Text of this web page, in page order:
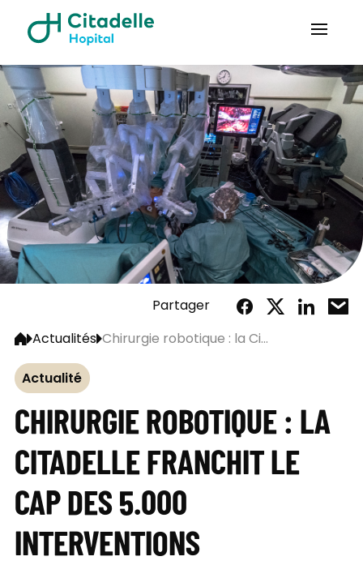
Partager
Actualités Chirurgie robotique : la Ci...
Actualité
CHIRURGIE ROBOTIQUE : LA
CITADELLE FRANCHIT LE
CAP DES 5.000
INTERVENTIONS